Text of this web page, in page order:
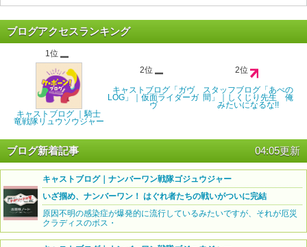
ブログアクセスランキング
1位
キャストブログ ｜騎士
竜戦隊リュウソウジャー
2位
キャストブログ「ガヴ
LOG」｜仮面ライダーガ
ヴ
2位
スタッフブログ「あべの
間」｜しくじり先生 俺
みたいになるな!!
ブログ新着記事 04:05更新
キャストブログ｜ナンバーワン戦隊ゴジュウジャー
いざ掴め、ナンバーワン！ はぐれ者たちの戦いがついに完結
原因不明の感染症が爆発的に流行しているみたいですが、それが厄災
クラディスのボス・